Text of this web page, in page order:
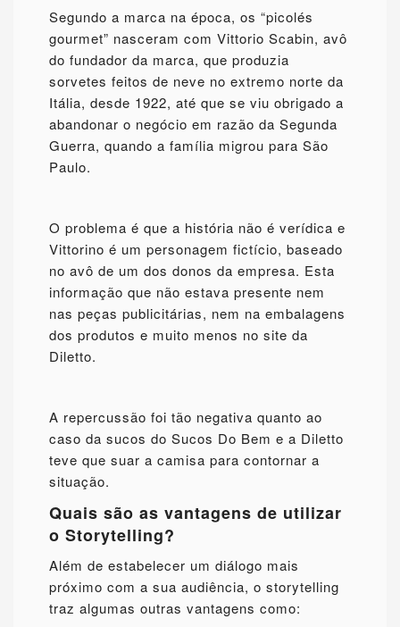
Segundo a marca na época, os “picolés
gourmet” nasceram com Vittorio Scabin, avô
do fundador da marca, que produzia
sorvetes feitos de neve no extremo norte da
Itália, desde 1922, até que se viu obrigado a
abandonar o negócio em razão da Segunda
Guerra, quando a família migrou para São
Paulo.
O problema é que a história não é verídica e
Vittorino é um personagem fictício, baseado
no avô de um dos donos da empresa. Esta
informação que não estava presente nem
nas peças publicitárias, nem na embalagens
dos produtos e muito menos no site da
Diletto.
A repercussão foi tão negativa quanto ao
caso da sucos do Sucos Do Bem e a Diletto
teve que suar a camisa para contornar a
situação.
Quais são as vantagens de utilizar
o Storytelling?
Além de estabelecer um diálogo mais
próximo com a sua audiência, o storytelling
traz algumas outras vantagens como: